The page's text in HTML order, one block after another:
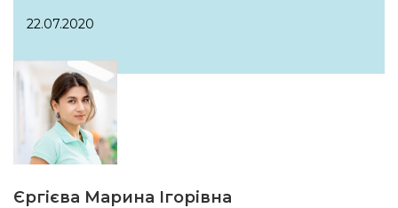
22.07.2020
Єргієва Марина Ігорівна